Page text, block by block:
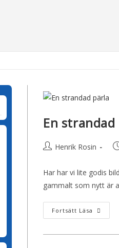
En strandad
Henrik Rosin
Har har vi lite godis
gammalt som nytt är
Fortsätt Läsa